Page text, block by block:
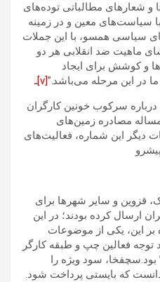
و شعارهای مطالباتی توده‌های
سیاست‌های معین و در زمینه
سیاسی همسو، با این جملات
ماهیت ضد انقلابی هر دو
و کوشش برای ایجاد
ما در این مرحله می‌باشد.”[v]ـ
سرکوب خونین کارگران
مصادره زمین‌های
دیگر این شماره، فعالیت‌های
قزوین و سایر شهرها برای
ارسال کرده بودند؛ در این
بر این، یکی از موضوعات
که در اسفند ۱۳۵۹ مورد توجه فعالین چپ و طبقه کارگر
بود.سچفخا، سود ویژه را
که بایستی پرداخت شود.